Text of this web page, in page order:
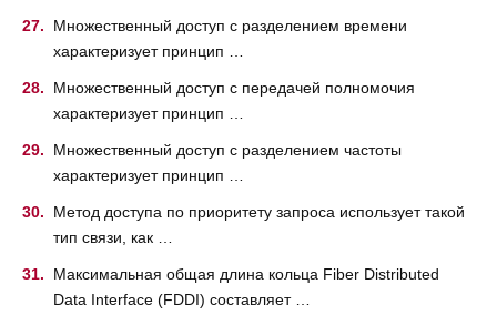
Множественный доступ с разделением времени
характеризует принцип …
Множественный доступ с передачей полномочия
характеризует принцип …
Множественный доступ с разделением частоты
характеризует принцип …
Метод доступа по приоритету запроса использует такой
тип связи, как …
Максимальная общая длина кольца Fiber Distributed
Data Interface (FDDI) составляет …